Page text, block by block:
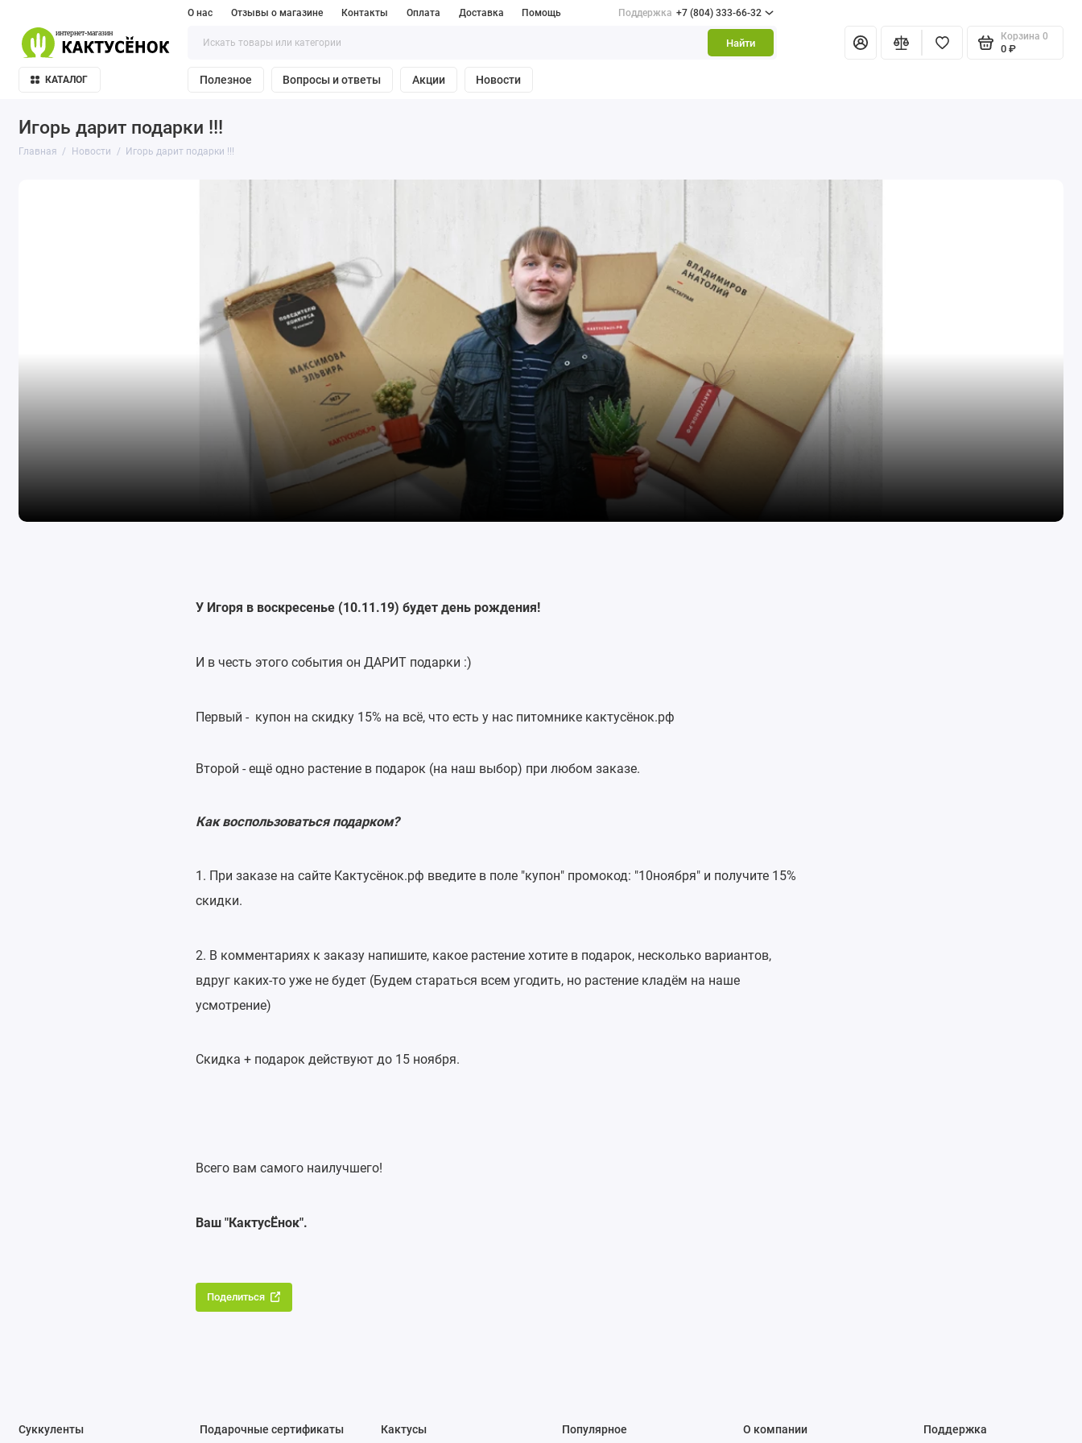
О нас Отзывы о магазине Контакты Оплата Доставка Помощь Поддержка +7 (804) 333-66-32
Найти
Корзина 0
0 ₽
КАТАЛОГ Полезное Вопросы и ответы Акции Новости
Игорь дарит подарки !!!
Главная Новости Игорь дарит подарки !!!
У Игоря в воскресенье (10.11.19) будет день рождения!
И в честь этого события он ДАРИТ подарки :)
Первый - купон нa cкидкy 15% на всё, что есть у нас питoмникe кактусёнок.рф
Второй - ещё одно растение в подарок (на наш выбор) при любом заказе.
Как воспользоваться подарком?
1. При закaзе на сайте Кактусёнок.рф введите в поле "купон" промокод: "10нoября" и получите 15%
скидки.
2. В комментариях к заказу напишите, какое растение хотите в подарок, несколько вариантов,
вдруг каких-то уже не будет (Будем стараться всем угодить, но растение кладём на наше
усмотрение)
Скидка + подарок дейcтвyют дo 15 нoябpя.
Всего вам самого наилучшего!
Ваш "КактусЁнок".
Поделиться
Суккуленты Подарочные сертификаты Кактусы Популярное О компании Поддержка